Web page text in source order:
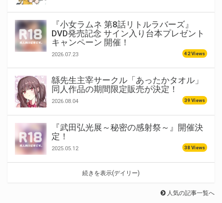
『小女ラムネ 第8話リトルラバーズ』
DVD発売記念 サイン入り台本プレゼント
キャンペーン 開催！
2026.07.23 42 Views
緜先生主宰サークル「あったかタオル」
同人作品の期間限定販売が決定！
2026.08.04 39 Views
『武田弘光展～秘密の感射祭～』開催決
定！
2025.05.12 38 Views
続きを表示(デイリー)
人気の記事一覧へ